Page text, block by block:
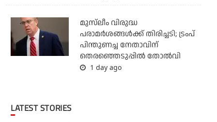
മുസ്‌ലീം വിരുദ്ധ
പരാമര്‍ശങ്ങള്‍ക്ക് തിരിച്ചടി; ട്രംപ്
പിന്തുണച്ച നേതാവിന്
തെരഞ്ഞെടുപ്പില്‍ തോല്‍വി
1 day ago
LATEST STORIES